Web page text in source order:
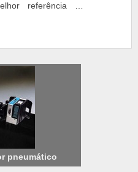
referência do
que o produto
com empresas
a qualidade e
além de evitar
frequentes de pe...
pneumático